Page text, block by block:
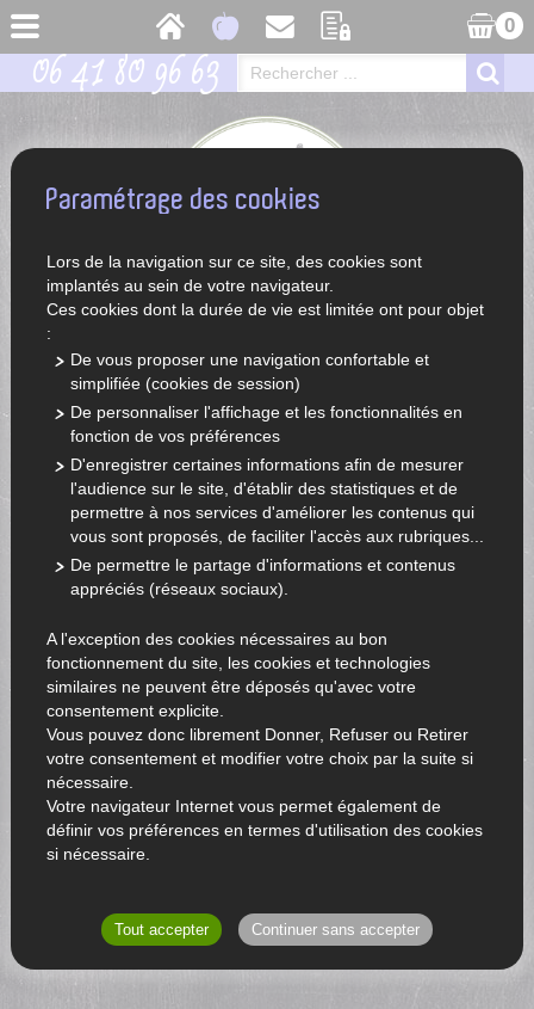
0
06 41 80 96 63
ACCUEIL LÉGUMES ET FRUITS DE SAISON
Paramétrage des cookies
Lors de la navigation sur ce site, des cookies sont
implantés au sein de votre navigateur.
Ces cookies dont la durée de vie est limitée ont pour objet
:
De vous proposer une navigation confortable et
simplifiée (cookies de session)
De personnaliser l'affichage et les fonctionnalités en
fonction de vos préférences
D'enregistrer certaines informations afin de mesurer
l'audience sur le site, d'établir des statistiques et de
permettre à nos services d'améliorer les contenus qui
vous sont proposés, de faciliter l'accès aux rubriques...
De permettre le partage d'informations et contenus
appréciés (réseaux sociaux).
A l'exception des cookies nécessaires au bon
fonctionnement du site, les cookies et technologies
similaires ne peuvent être déposés qu'avec votre
consentement explicite.
Vous pouvez donc librement Donner, Refuser ou Retirer
votre consentement et modifier votre choix par la suite si
nécessaire.
Votre navigateur Internet vous permet également de
définir vos préférences en termes d'utilisation des cookies
si nécessaire.
Tout accepter Continuer sans accepter